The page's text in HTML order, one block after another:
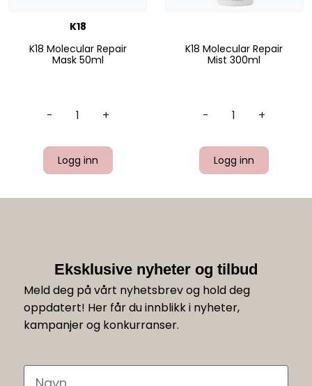
K18
K18 Molecular Repair
Mask 50ml
- +
Logg inn
K18 Molecular Repair
Mist 300ml
- +
Logg inn
Eksklusive nyheter og tilbud
Meld deg på vårt nyhetsbrev og hold deg
oppdatert! Her får du innblikk i nyheter,
kampanjer og konkurranser.
Navn